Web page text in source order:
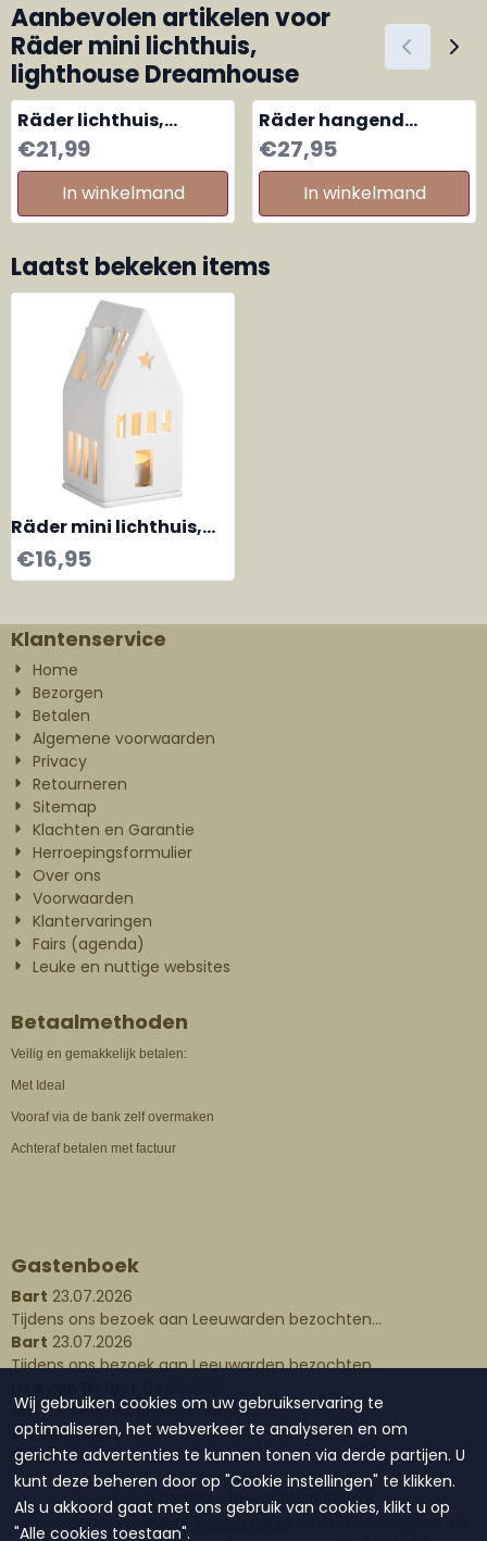
Aanbevolen artikelen voor
Räder mini lichthuis,
lighthouse Dreamhouse
Räder lichthuis,
lighthouse Rond Iglo
vorm
Prijs: 21,99
€21,99
In winkelmand
Räder hangend
lichthuis, light house
Rond large
Prijs: 27,95
€27,95
In winkelmand
Laatst bekeken items
Räder mini lichthuis,
lighthouse Dreamhouse
€16,95
Klantenservice
Home
Bezorgen
Betalen
Algemene voorwaarden
Privacy
Retourneren
Sitemap
Klachten en Garantie
Herroepingsformulier
Over ons
Voorwaarden
Klantervaringen
Fairs (agenda)
Leuke en nuttige websites
Betaalmethoden
Veilig en gemakkelijk betalen:
Met Ideal
Vooraf via de bank zelf overmaken
Achteraf betalen met factuur
Gastenboek
Bart 23.07.2026
Tijdens ons bezoek aan Leeuwarden bezochten...
Bart 23.07.2026
Tijdens ons bezoek aan Leeuwarden bezochten...
Gisteren een waxinelichthouder...
Plaats een bericht
Lees alle berichten
KvK: 57116873 - Btw: NL001391816B18
www.waanzinnigleuk.nl,
bezoekadres
winkel Blokhuisplein 40,
Wij gebruiken cookies om uw gebruikservaring te
optimaliseren, het webverkeer te analyseren en om
gerichte advertenties te kunnen tonen via derde partijen. U
kunt deze beheren door op "Cookie instellingen" te klikken.
Als u akkoord gaat met ons gebruik van cookies, klikt u op
"Alle cookies toestaan".